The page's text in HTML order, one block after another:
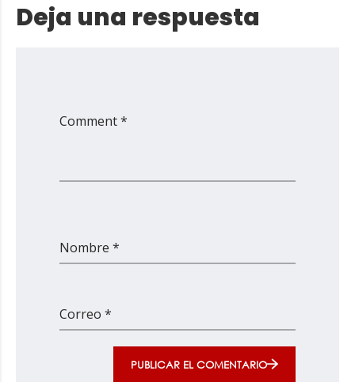
Deja una respuesta
Comment *
Nombre *
Correo *
PUBLICAR EL COMENTARIO